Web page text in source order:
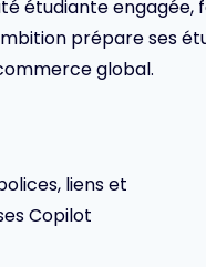
étudiante engagée,
prépare ses
global.
liens et
Copilot